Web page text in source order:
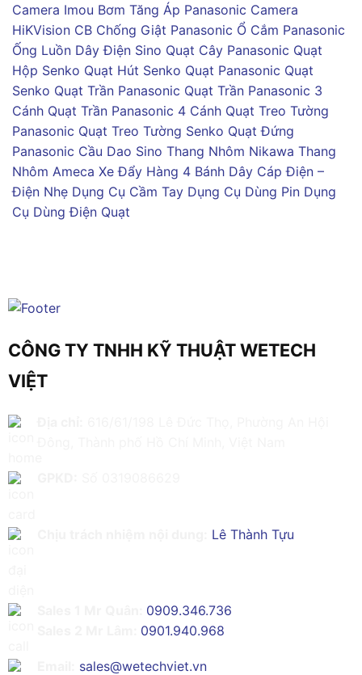
Camera Imou Bơm Tăng Áp Panasonic Camera
HiKVision CB Chống Giật Panasonic Ổ Cắm Panasonic
Ống Luồn Dây Điện Sino Quạt Cây Panasonic Quạt
Hộp Senko Quạt Hút Senko Quạt Panasonic Quạt
Senko Quạt Trần Panasonic Quạt Trần Panasonic 3
Cánh Quạt Trần Panasonic 4 Cánh Quạt Treo Tường
Panasonic Quạt Treo Tường Senko Quạt Đứng
Panasonic Cầu Dao Sino Thang Nhôm Nikawa Thang
Nhôm Ameca Xe Đẩy Hàng 4 Bánh Dây Cáp Điện –
Điện Nhẹ Dụng Cụ Cầm Tay Dụng Cụ Dùng Pin Dụng
Cụ Dùng Điện Quạt
CÔNG TY TNHH KỸ THUẬT WETECH
VIỆT
Lê Thành Tựu
0909.346.736
0901.940.968
sales@wetechviet.vn